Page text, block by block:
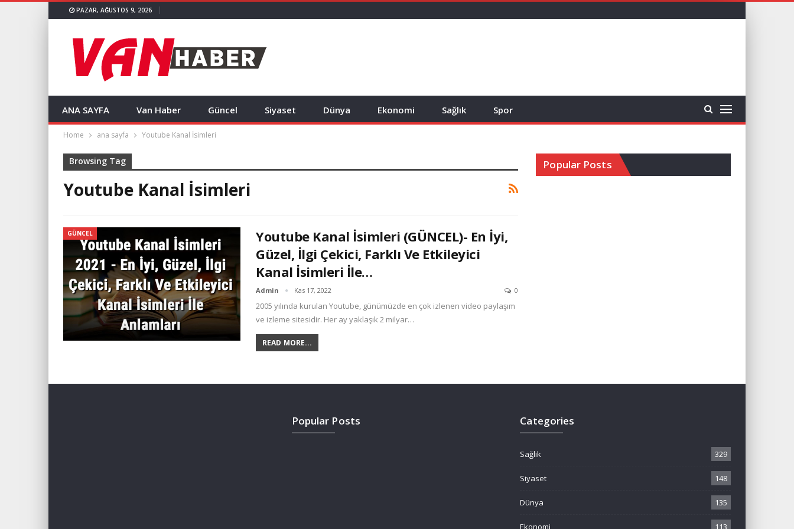
PAZAR, AĞUSTOS 9, 2026
ANA SAYFA Van Haber Güncel Siyaset Dünya Ekonomi Sağlık Spor
Home ana sayfa Youtube Kanal İsimleri
Browsing Tag
Youtube Kanal İsimleri
GÜNCEL
Youtube Kanal İsimleri (GÜNCEL)- En İyi,
Güzel, İlgi Çekici, Farklı Ve Etkileyici
Kanal İsimleri İle…
Admin Kas 17, 2022 0
2005 yılında kurulan Youtube, günümüzde en çok izlenen video paylaşım
ve izleme sitesidir. Her ay yaklaşık 2 milyar…
READ MORE...
Popular Posts
Popular Posts Categories
Sağlık 329
Siyaset 148
Dünya 135
Ekonomi 113